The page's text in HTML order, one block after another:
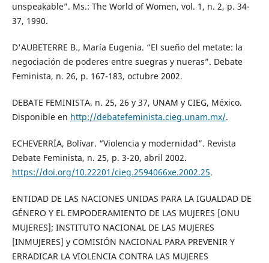
unspeakable”. Ms.: The World of Women, vol. 1, n. 2, p. 34-
37, 1990.
D'AUBETERRE B., María Eugenia. “El sueño del metate: la
negociación de poderes entre suegras y nueras”. Debate
Feminista, n. 26, p. 167-183, octubre 2002.
DEBATE FEMINISTA. n. 25, 26 y 37, UNAM y CIEG, México.
Disponible en http://debatefeminista.cieg.unam.mx/.
ECHEVERRÍA, Bolívar. “Violencia y modernidad”. Revista
Debate Feminista, n. 25, p. 3-20, abril 2002.
https://doi.org/10.22201/cieg.2594066xe.2002.25.
ENTIDAD DE LAS NACIONES UNIDAS PARA LA IGUALDAD DE
GÉNERO Y EL EMPODERAMIENTO DE LAS MUJERES [ONU
MUJERES]; INSTITUTO NACIONAL DE LAS MUJERES
[INMUJERES] y COMISIÓN NACIONAL PARA PREVENIR Y
ERRADICAR LA VIOLENCIA CONTRA LAS MUJERES